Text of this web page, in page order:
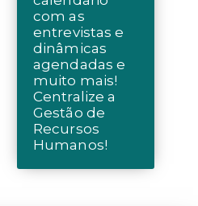
com as
entrevistas e
dinâmicas
agendadas e
muito mais!
Centralize a
Gestão de
Recursos
Humanos!